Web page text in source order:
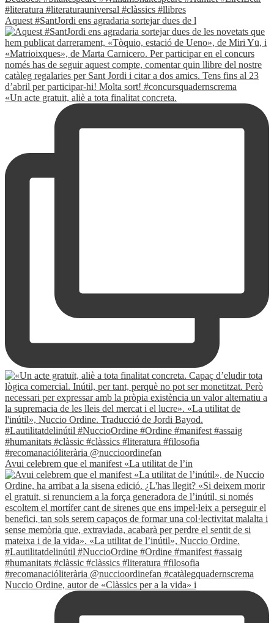
Aquest #SantJordi ens agradaria sortejar dues de l
«Un acte gratuït, aliè a tota finalitat concreta.
Avui celebrem que el manifest «La utilitat de l’in
Nuccio Ordine, autor de «Clàssics per a la vida» i